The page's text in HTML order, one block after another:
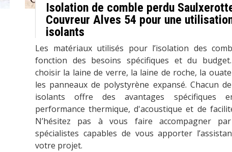
Isolation de comble perdu
Couvreur Alves 54 pour une
isolants
Les matériaux utilisés pour l’isolation des
fonction des besoins spécifiques et du
choisir la laine de verre, la laine de roche, la
les panneaux de polystyrène expansé. Chacun
isolants offre des avantages spécifiques
performance thermique, d'acoustique et de
N’hésitez pas à vous faire accompagner
spécialistes capables de vous apporter
votre projet.